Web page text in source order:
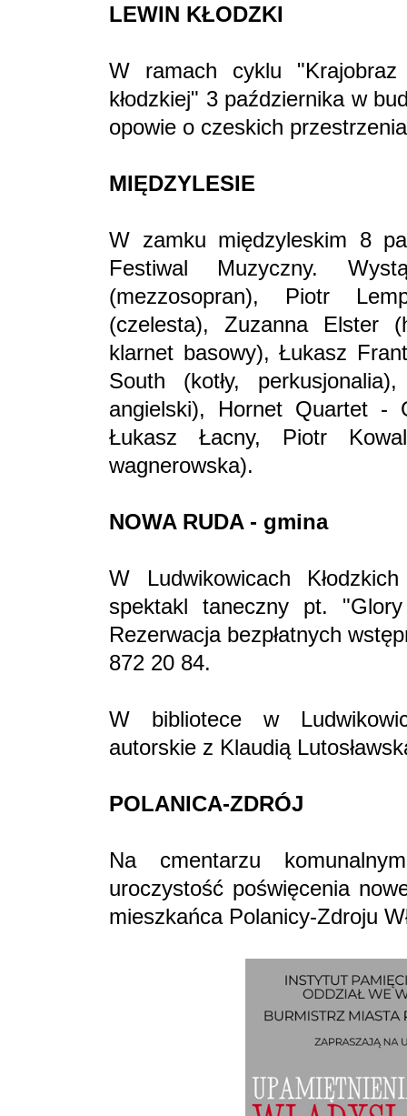
LEWIN KŁODZKI
W ramach cyklu
kłodzkiej" 3 października w
opowie o czeskich
MIĘDZYLESIE
W zamku międzyleskim 8
Festiwal Muzyczny.
(mezzosopran), Piotr
(czelesta), Zuzanna Elster
klarnet basowy), Łukasz
South (kotły,
angielski), Hornet Quartet -
Łukasz Łacny, Piotr
wagnerowska).
NOWA RUDA - gmina
W Ludwikowicach
spektakl taneczny pt.
Rezerwacja bezpłatnych
872 20 84.
W bibliotece w
autorskie z Klaudią
POLANICA-ZDRÓJ
Na cmentarzu
uroczystość poświęcenia
mieszkańca Polanicy-Zdroju